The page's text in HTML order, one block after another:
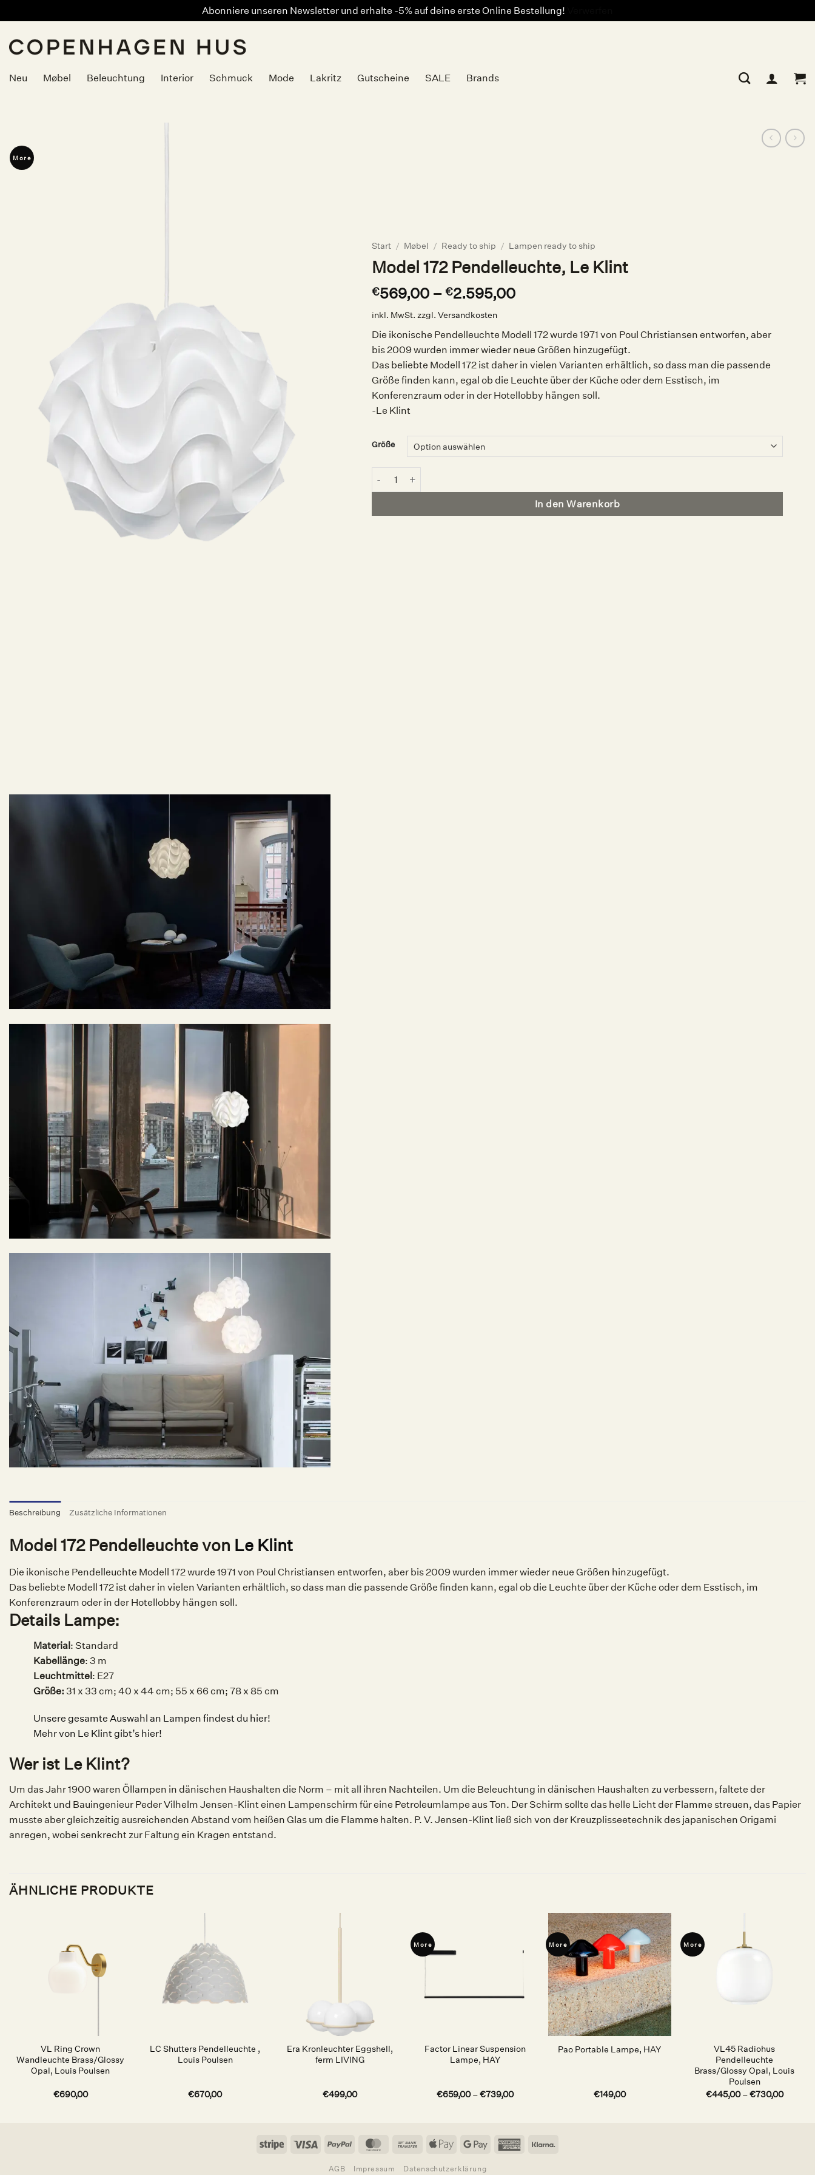
Abonniere unseren Newsletter und erhalte -5% auf deine erste Online Bestellung!
Inhalt
springen
Neu
Møbel Beleuchtung Interior Schmuck Mode Lakritz Gutscheine SALE Brands
More
Start / Møbel / Ready to ship / Lampen ready to ship
Model 172 Pendelleuchte, Le Klint
€569,00– €2.595,00
inkl. MwSt. zzgl. Versandkosten
Die ikonische Pendelleuchte Modell 172 wurde 1971 von Poul Christiansen entworfen, aber
bis 2009 wurden immer wieder neue Größen hinzugefügt.
Das beliebte Modell 172 ist daher in vielen Varianten erhältlich, so dass man die passende
Größe finden kann, egal ob die Leuchte über der Küche oder dem Esstisch, im
Konferenzraum oder in der Hotellobby hängen soll.
-Le Klint
Größe
In den Warenkorb
Beschreibung Zusätzliche Informationen
Model 172 Pendelleuchte von Le Klint
Die ikonische Pendelleuchte Modell 172 wurde 1971 von Poul Christiansen entworfen, aber bis 2009 wurden immer wieder neue Größen hinzugefügt.
Das beliebte Modell 172 ist daher in vielen Varianten erhältlich, so dass man die passende Größe finden kann, egal ob die Leuchte über der Küche oder dem Esstisch, im
Konferenzraum oder in der Hotellobby hängen soll.
Details Lampe:
Material: Standard
Kabellänge: 3 m
Leuchtmittel: E27
Größe: 31 x 33 cm; 40 x 44 cm; 55 x 66 cm; 78 x 85 cm
Unsere gesamte Auswahl an Lampen findest du hier!
Mehr von Le Klint gibt’s hier!
Wer ist Le Klint?
Um das Jahr 1900 waren Öllampen in dänischen Haushalten die Norm – mit all ihren Nachteilen. Um die Beleuchtung in dänischen Haushalten zu verbessern, faltete der
Architekt und Bauingenieur Peder Vilhelm Jensen-Klint einen Lampenschirm für eine Petroleumlampe aus Ton. Der Schirm sollte das helle Licht der Flamme streuen, das Papier
musste aber gleichzeitig ausreichenden Abstand vom heißen Glas um die Flamme halten. P. V. Jensen-Klint ließ sich von der Kreuzplisseetechnik des japanischen Origami
anregen, wobei senkrecht zur Faltung ein Kragen entstand.
ÄHNLICHE PRODUKTE
Wunschliste
VL Ring Crown
Wandleuchte Brass/Glossy
Opal, Louis Poulsen
€690,00
Wunschliste
LC Shutters Pendelleuchte ,
Louis Poulsen
€670,00
Era Kronleuchter Eggshell,
ferm LIVING
€499,00
More
Wunschliste
Factor Linear Suspension
Lampe, HAY
€659,00–€739,00
More
Auf die
Wunschliste
Pao Portable Lampe, HAY
€149,00
More
Wunschliste
VL45 Radiohus
Pendelleuchte
Brass/Glossy Opal, Louis
Poulsen
€445,00–€730,00
Stripe Visa PayPal MasterCardBank
Apple
Google
American
AGB Impressum Datenschutzerklärung